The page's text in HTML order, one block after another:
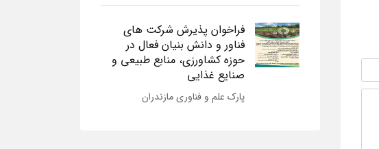
فراخوان پذیرش شرکت های
فناور و دانش بنیان فعال در
حوزه کشاورزی، منابع طبیعی و
صنایع غذایی
پارک علم و فناوری مازندران